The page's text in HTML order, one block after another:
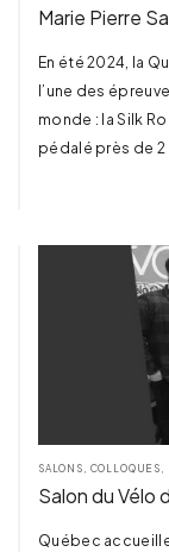
Marie Pierre
En été 2024, la
l’une des
monde : la Silk
pédalé près de 2
SALONS, COLLOQUES,
Salon du Vélo
Québec